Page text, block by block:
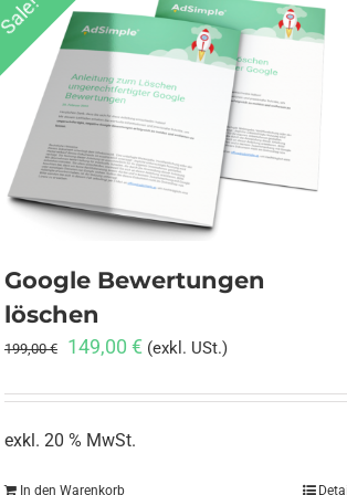
Sale!
Google Bewertungen
löschen
199,00€
Ursprünglicher
war:
199,00 €
149,00 €Aktueller
ist:
(exkl. USt.)
exkl. 20 % MwSt.
In den Warenkorb